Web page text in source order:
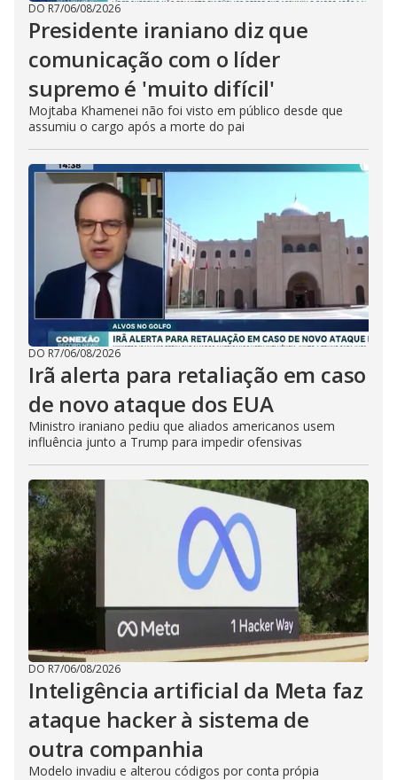
DO R7/06/08/2026
Presidente iraniano diz que
comunicação com o líder
supremo é 'muito difícil'
Mojtaba Khamenei não foi visto em público desde que
assumiu o cargo após a morte do pai
DO R7/06/08/2026
Irã alerta para retaliação em caso
de novo ataque dos EUA
Ministro iraniano pediu que aliados americanos usem
influência junto a Trump para impedir ofensivas
DO R7/06/08/2026
Inteligência artificial da Meta faz
ataque hacker à sistema de
outra companhia
Modelo invadiu e alterou códigos por conta própia